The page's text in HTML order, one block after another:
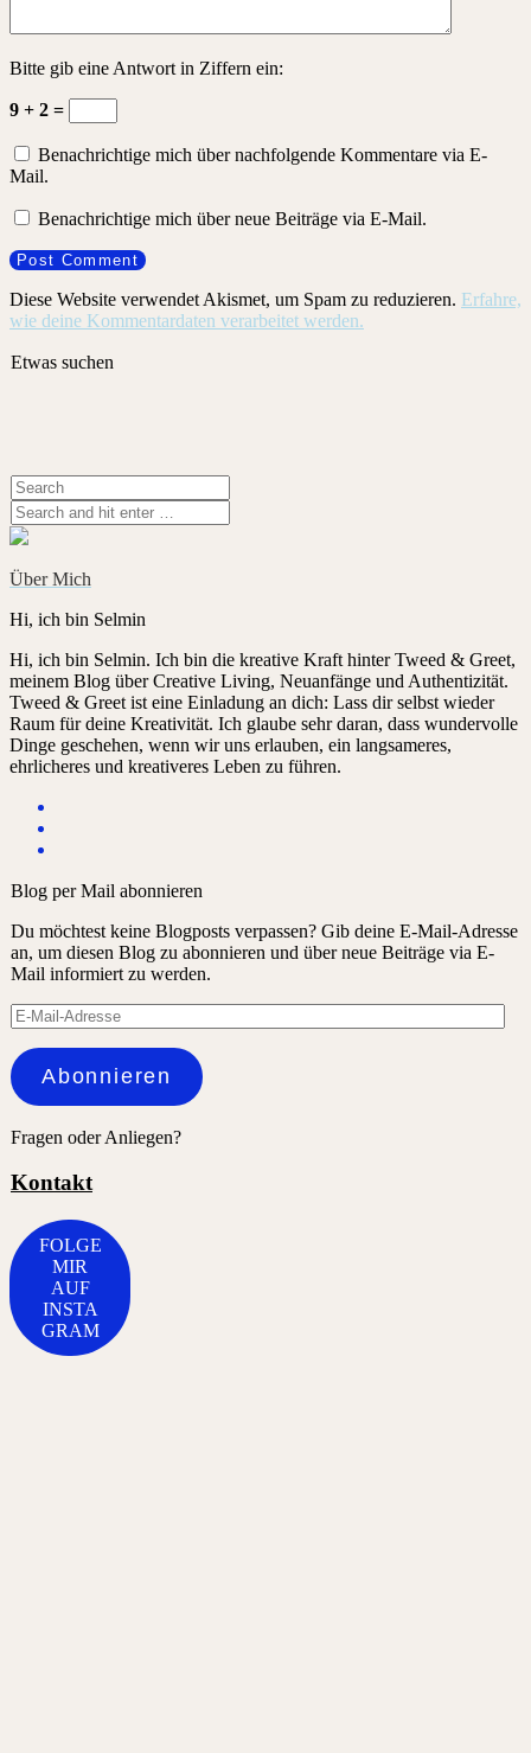
Bitte gib eine Antwort in Ziffern ein:
9 + 2 =
Benachrichtige mich über nachfolgende Kommentare via E-
Mail.
Benachrichtige mich über neue Beiträge via E-Mail.
Diese Website verwendet Akismet, um Spam zu reduzieren. Erfahre,
wie deine Kommentardaten verarbeitet werden.
Etwas suchen
Über Mich
Hi, ich bin Selmin
Hi, ich bin Selmin. Ich bin die kreative Kraft hinter Tweed & Greet,
meinem Blog über Creative Living, Neuanfänge und Authentizität.
Tweed & Greet ist eine Einladung an dich: Lass dir selbst wieder
Raum für deine Kreativität. Ich glaube sehr daran, dass wundervolle
Dinge geschehen, wenn wir uns erlauben, ein langsameres,
ehrlicheres und kreativeres Leben zu führen.
Blog per Mail abonnieren
Du möchtest keine Blogposts verpassen? Gib deine E-Mail-Adresse
an, um diesen Blog zu abonnieren und über neue Beiträge via E-
Mail informiert zu werden.
E-
Mail-
Adresse
Abonnieren
Fragen oder Anliegen?
Kontakt
FOLGE
MIR
AUF
INSTA
GRAM